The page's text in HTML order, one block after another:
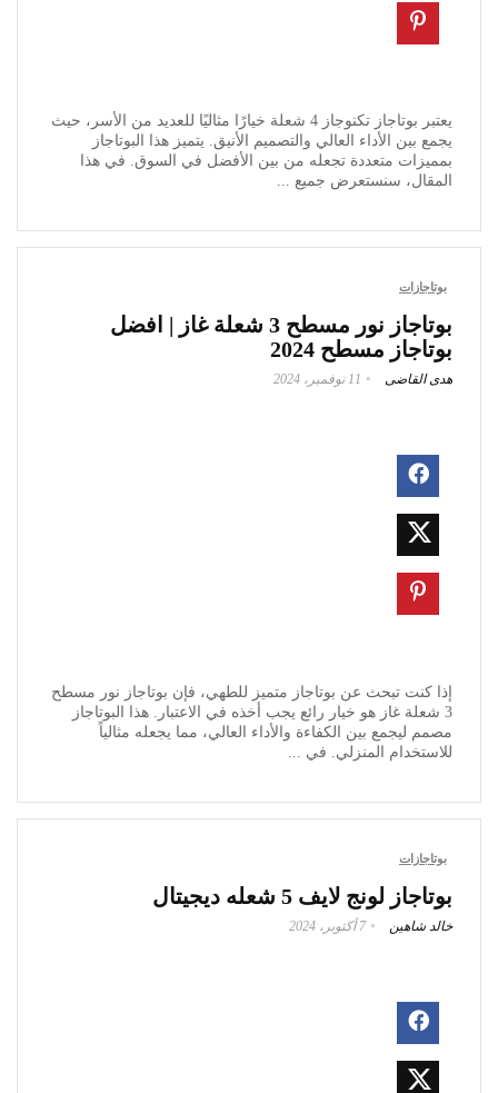
يعتبر بوتاجاز تكنوجاز 4 شعلة خيارًا مثاليًا للعديد من الأسر، حيث
يجمع بين الأداء العالي والتصميم الأنيق. يتميز هذا البوتاجاز
بمميزات متعددة تجعله من بين الأفضل في السوق. في هذا
المقال، سنستعرض جميع ...
بوتاجازات
بوتاجاز نور مسطح 3 شعلة غاز | افضل
بوتاجاز مسطح 2024
هدى القاضى 11 نوفمبر، 2024
إذا كنت تبحث عن بوتاجاز متميز للطهي، فإن بوتاجاز نور مسطح
3 شعلة غاز هو خيار رائع يجب أخذه في الاعتبار. هذا البوتاجاز
مصمم ليجمع بين الكفاءة والأداء العالي، مما يجعله مثالياً
للاستخدام المنزلي. في ...
بوتاجازات
بوتاجاز لونج لايف 5 شعله ديجيتال
خالد شاهين 7 أكتوبر، 2024